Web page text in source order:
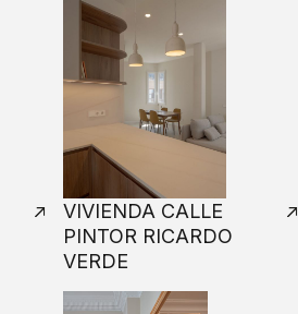
VIVIENDA CALLE
PINTOR RICARDO
VERDE